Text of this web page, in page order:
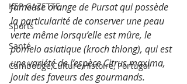
KEP GAZETTE
Sports
Santé
Cambodge,Culture,Histoire, Portugal
fameuse orange de Pursat qui possède
la particularité de conserver une peau
verte même lorsqu’elle est mûre, le
pomelo asiatique (kroch thlong), qui est
une variété de l’espèce Citrus maxima,
jouit des faveurs des gourmands.